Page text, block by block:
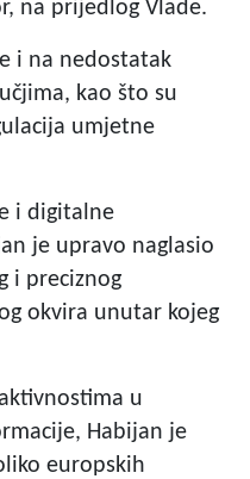
na prijedlog Vlade.
i na nedostatak
kao što su
umjetne
i digitalne
je upravo naglasio
i preciznog
okvira unutar kojeg
u
Habijan je
europskih